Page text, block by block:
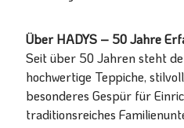
Über HADYS – 50 Jahre
Seit über 50 Jahren steht
hochwertige Teppiche,
besonderes Gespür für
traditionsreiches